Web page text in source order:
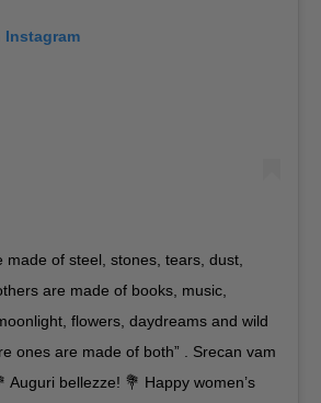
made of steel, stones, tears, dust,
are made of books, music,
flowers, daydreams and wild
ones are made of both” . Srecan vam
Auguri bellezze! 💐 Happy women’s